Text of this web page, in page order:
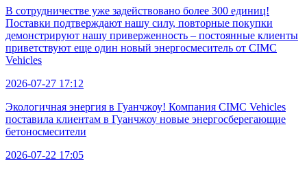
В сотрудничестве уже задействовано более 300 единиц!
Поставки подтверждают нашу силу, повторные покупки
демонстрируют нашу приверженность – постоянные клиенты
приветствуют еще один новый энергосмеситель от CIMC
Vehicles
2026-07-27 17:12
Экологичная энергия в Гуанчжоу! Компания CIMC Vehicles
поставила клиентам в Гуанчжоу новые энергосберегающие
бетоносмесители
2026-07-22 17:05